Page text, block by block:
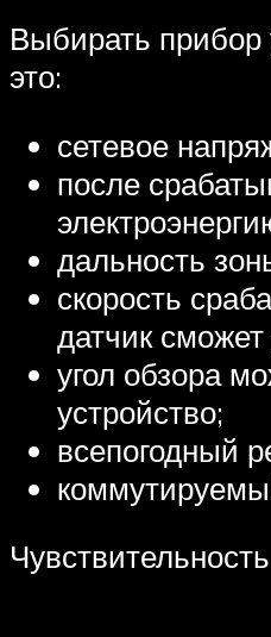
Выбирать прибор
это:
сетевое
после
дальность
скорость
датчик
угол обзора
устройство;
всепогодный